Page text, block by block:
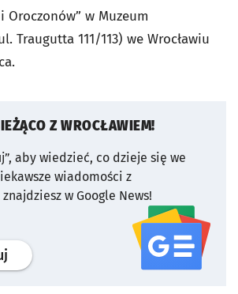
Oroczonów” w Muzeum
Traugutta 111/113) we Wrocławiu
Z WROCŁAWIEM!
aby wiedzieć, co dzieje się we
wiadomości z
w Google News!
profil serwisu